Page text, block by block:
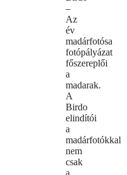
–
Az
év
madárfotósa
fotópályázat
főszereplői
a
madarak.
A
Birdo
elindítói
a
madárfotókkal
nem
csak